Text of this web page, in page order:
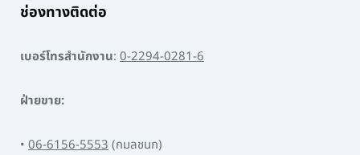
ช่องทางติดต่อ
เบอร์โทรสำนักงาน: 0-2294-0281-6
ฝ่ายขาย:
• 06-6156-5553(กมลชนก)